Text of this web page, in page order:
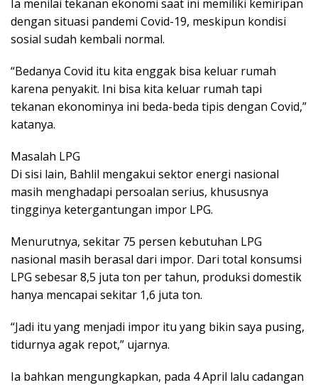
Ia menilai tekanan ekonomi saat ini memiliki kemiripan
dengan situasi pandemi Covid-19, meskipun kondisi
sosial sudah kembali normal.
“Bedanya Covid itu kita enggak bisa keluar rumah
karena penyakit. Ini bisa kita keluar rumah tapi
tekanan ekonominya ini beda-beda tipis dengan Covid,”
katanya.
Masalah LPG
Di sisi lain, Bahlil mengakui sektor energi nasional
masih menghadapi persoalan serius, khususnya
tingginya ketergantungan impor LPG.
Menurutnya, sekitar 75 persen kebutuhan LPG
nasional masih berasal dari impor. Dari total konsumsi
LPG sebesar 8,5 juta ton per tahun, produksi domestik
hanya mencapai sekitar 1,6 juta ton.
“Jadi itu yang menjadi impor itu yang bikin saya pusing,
tidurnya agak repot,” ujarnya.
Ia bahkan mengungkapkan, pada 4 April lalu cadangan